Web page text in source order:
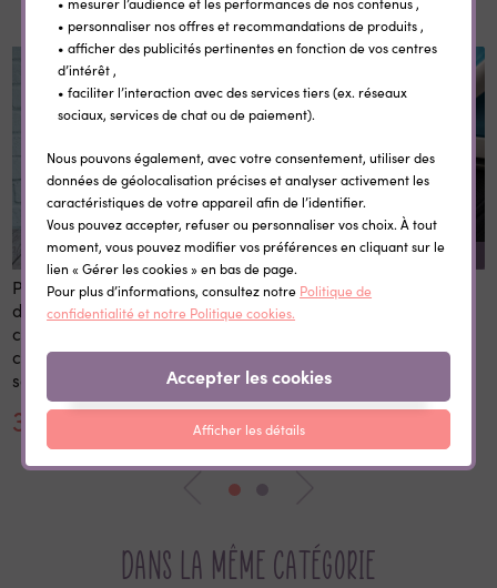
Panneau 1er et dernier jour
d'école personnalisé 20x28
cm en bois réutilisable avec
craie prénom rentrée
scolaire
30,00 €
REMISE SUR LA QUANTITÉ
Etiquettes vêtement
personnalisées
0,35 €
Dans la même catégorie
• personnaliser nos offres et recommandations de produits ,
• afficher des publicités pertinentes en fonction de vos centres
d’intérêt ,
• faciliter l’interaction avec des services tiers (ex. réseaux
sociaux, services de chat ou de paiement).
Nous pouvons également, avec votre consentement, utiliser des
données de géolocalisation précises et analyser activement les
caractéristiques de votre appareil afin de l’identifier.
Vous pouvez accepter, refuser ou personnaliser vos choix. À tout
moment, vous pouvez modifier vos préférences en cliquant sur le
lien « Gérer les cookies » en bas de page.
Pour plus d’informations, consultez notre Politique de
confidentialité et notre Politique cookies.
Accepter les cookies
Afficher les détails